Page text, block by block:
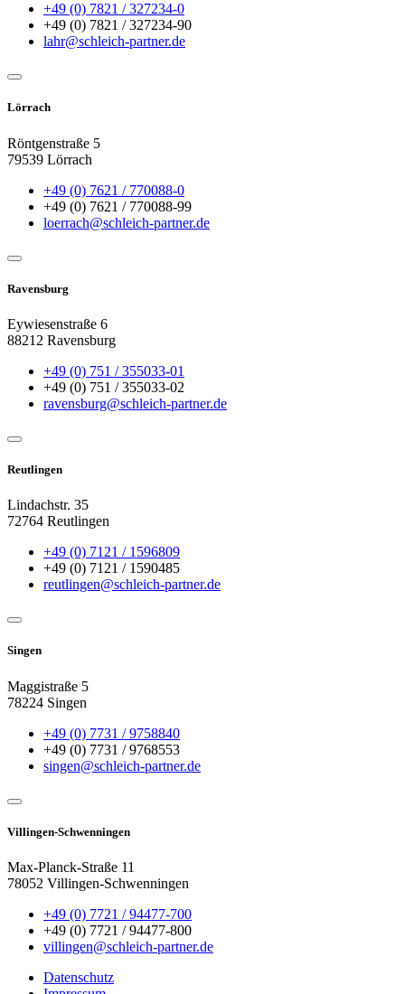
+49 (0) 7821 / 327234-0
+49 (0) 7821 / 327234-90
lahr@schleich-partner.de
Lörrach
Röntgenstraße 5
79539 Lörrach
+49 (0) 7621 / 770088-0
+49 (0) 7621 / 770088-99
loerrach@schleich-partner.de
Ravensburg
Eywiesenstraße 6
88212 Ravensburg
+49 (0) 751 / 355033-01
+49 (0) 751 / 355033-02
ravensburg@schleich-partner.de
Reutlingen
Lindachstr. 35
72764 Reutlingen
+49 (0) 7121 / 1596809
+49 (0) 7121 / 1590485
reutlingen@schleich-partner.de
Singen
Maggistraße 5
78224 Singen
+49 (0) 7731 / 9758840
+49 (0) 7731 / 9768553
singen@schleich-partner.de
Villingen-Schwenningen
Max-Planck-Straße 11
78052 Villingen-Schwenningen
+49 (0) 7721 / 94477-700
+49 (0) 7721 / 94477-800
villingen@schleich-partner.de
Datenschutz